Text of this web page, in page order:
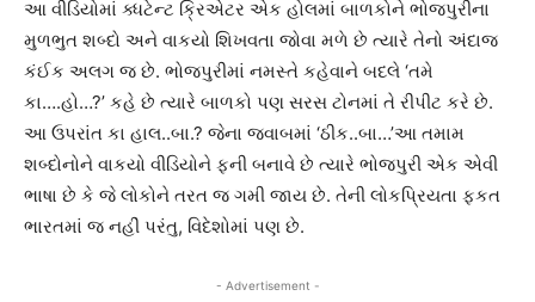
આ વીડિયોમાં ક્ધટેન્ટ ક્રિએટર એક હોલમાં બાળકોને ભોજપુરીના
મુળભુત શબ્દો અને વાકયો શિખવતા જોવા મળે છે ત્યારે તેનો અંદાજ
કંઈક અલગ જ છે. ભોજપુરીમાં નમસ્તે કહેવાને બદલે ‘તમે
કા….હો…?’ કહે છે ત્યારે બાળકો પણ સરસ ટોનમાં તે રીપીટ કરે છે.
આ ઉપરાંત કા હાલ..બા.? જેના જવાબમાં ‘ઠીક..બા…’આ તમામ
શબ્દોનોને વાકયો વીડિયોને ફની બનાવે છે ત્યારે ભોજપુરી એક એવી
ભાષા છે કે જે લોકોને તરત જ ગમી જાય છે. તેની લોકપ્રિયતા ફકત
ભારતમાં જ નહીં પરંતુ, વિદેશોમાં પણ છે.
- Advertisement -